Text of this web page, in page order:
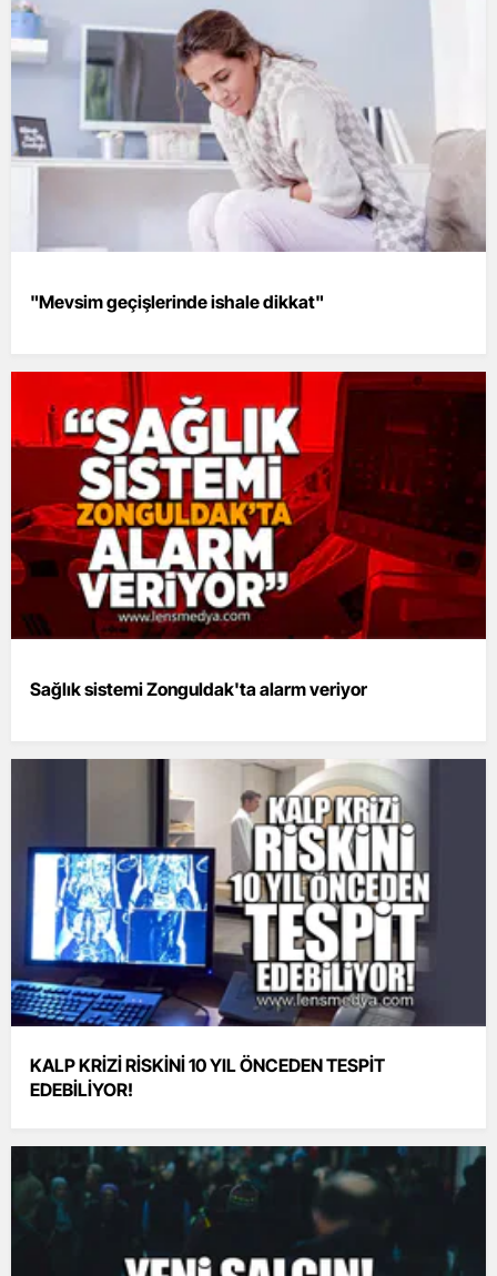
"Mevsim geçişlerinde ishale dikkat"
Sağlık sistemi Zonguldak'ta alarm veriyor
KALP KRİZİ RİSKİNİ 10 YIL ÖNCEDEN TESPİT
EDEBİLİYOR!